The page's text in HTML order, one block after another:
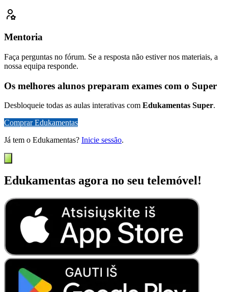
Mentoria
Faça perguntas no fórum. Se a resposta não estiver nos materiais, a
nossa equipa responde.
Os melhores alunos preparam exames com o Super
Desbloqueie todas as aulas interativas com Edukamentas Super.
Comprar Edukamentas
Já tem o Edukamentas? Inicie sessão.
Edukamentas agora no seu telemóvel!